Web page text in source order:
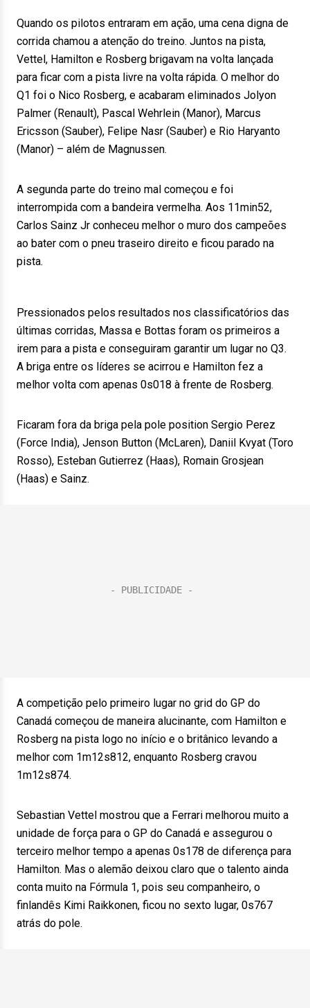
Quando os pilotos entraram em ação, uma cena digna de
corrida chamou a atenção do treino. Juntos na pista,
Vettel, Hamilton e Rosberg brigavam na volta lançada
para ficar com a pista livre na volta rápida. O melhor do
Q1 foi o Nico Rosberg, e acabaram eliminados Jolyon
Palmer (Renault), Pascal Wehrlein (Manor), Marcus
Ericsson (Sauber), Felipe Nasr (Sauber) e Rio Haryanto
(Manor) – além de Magnussen.
A segunda parte do treino mal começou e foi
interrompida com a bandeira vermelha. Aos 11min52,
Carlos Sainz Jr conheceu melhor o muro dos campeões
ao bater com o pneu traseiro direito e ficou parado na
pista.
Pressionados pelos resultados nos classificatórios das
últimas corridas, Massa e Bottas foram os primeiros a
irem para a pista e conseguiram garantir um lugar no Q3.
A briga entre os líderes se acirrou e Hamilton fez a
melhor volta com apenas 0s018 à frente de Rosberg.
Ficaram fora da briga pela pole position Sergio Perez
(Force India), Jenson Button (McLaren), Daniil Kvyat (Toro
Rosso), Esteban Gutierrez (Haas), Romain Grosjean
(Haas) e Sainz.
A competição pelo primeiro lugar no grid do GP do
Canadá começou de maneira alucinante, com Hamilton e
Rosberg na pista logo no início e o britânico levando a
melhor com 1m12s812, enquanto Rosberg cravou
1m12s874.
Sebastian Vettel mostrou que a Ferrari melhorou muito a
unidade de força para o GP do Canadá e assegurou o
terceiro melhor tempo a apenas 0s178 de diferença para
Hamilton. Mas o alemão deixou claro que o talento ainda
conta muito na Fórmula 1, pois seu companheiro, o
finlandês Kimi Raikkonen, ficou no sexto lugar, 0s767
atrás do pole.